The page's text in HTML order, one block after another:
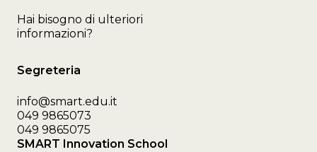
SMART Innovation School
Hai bisogno di ulteriori
informazioni?
Segreteria
info@smart.edu.it
049 9865073
049 9865075